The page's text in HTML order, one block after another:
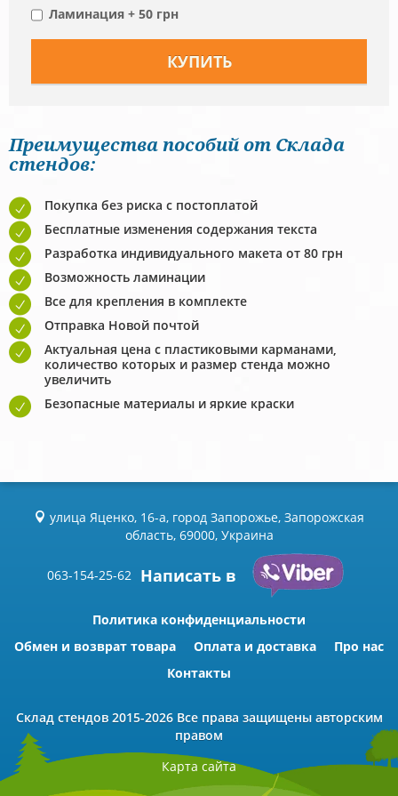
Ламинация + 50 грн
Преимущества пособий от Склада
стендов:
Покупка без риска с постоплатой
Бесплатные изменения содержания текста
Разработка индивидуального макета от 80 грн
Возможность ламинации
Все для крепления в комплекте
Отправка Новой почтой
Актуальная цена с пластиковыми карманами,
количество которых и размер стенда можно
увеличить
Безопасные материалы и яркие краски
улица Яценко, 16-а, город Запорожье, Запорожская
область, 69000, Украина
063-154-25-62 Написать в
Политика конфиденциальности
Обмен и возврат товара
Оплата и доставка
Про нас
Контакты
Склад стендов2015-2026 Всe права защищены авторским
правом
Карта сайта